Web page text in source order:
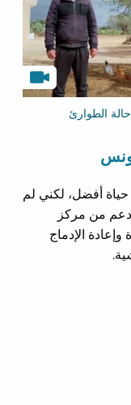
الطوارئ
أفضل، لكني لم
من مركز
وإعادة الإدماج